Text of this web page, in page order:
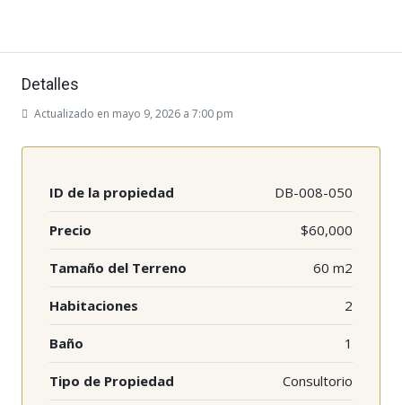
Detalles
Actualizado en mayo 9, 2026 a 7:00 pm
ID de la propiedad DB-008-050
Precio $60,000
Tamaño del Terreno 60 m2
Habitaciones 2
Baño 1
Tipo de Propiedad Consultorio